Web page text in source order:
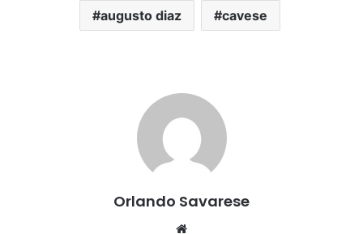
augusto diaz cavese
Orlando Savarese